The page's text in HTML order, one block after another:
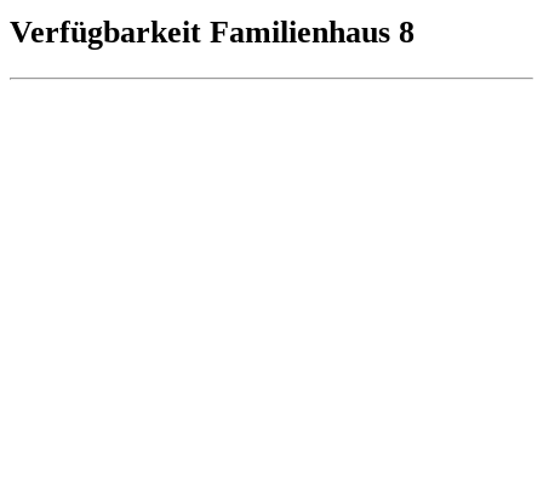
Verfügbarkeit Familienhaus 8